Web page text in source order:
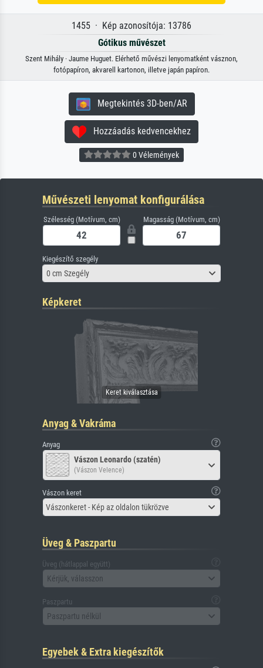
1455 · Kép azonosítója: 13786
Gótikus művészet
Szent Mihály · Jaume Huguet. Elérhető művészi lenyomatként vásznon,
fotópapíron, akvarell kartonon, illetve japán papíron.
Megtekintés 3D-ben/AR
Hozzáadás kedvencekhez
0 Vélemények
Művészeti lenyomat konfigurálása
Szélesség (Motívum, cm) Magasság (Motívum, cm)
Kiegészítő szegély
0 cm Szegély
Képkeret
Anyag & Vakráma
Anyag
Vászon Leonardo (szatén)
(Vászon Velence)
Vászon keret
Vászonkeret - Kép az oldalon tükrözve
Üveg & Paszpartu
Üveg (hátlappal együtt)
Kérjük, válasszon
Paszpartu
Paszpartu nélkül
Egyebek & Extra kiegészítők